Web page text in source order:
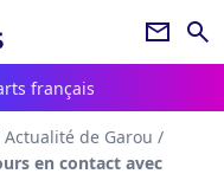
newsletter search
français
Actualité de Garou /
en contact avec